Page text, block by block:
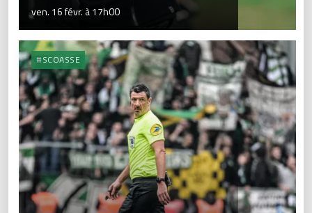
ven. 16 févr. à 17h00
#SCOASSE